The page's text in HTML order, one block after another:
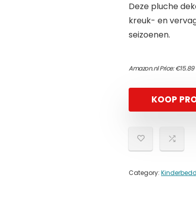
Deze pluche
kreuk- en
seizoenen.
Amazon.nl Price:€15.89
KOOP
Category: